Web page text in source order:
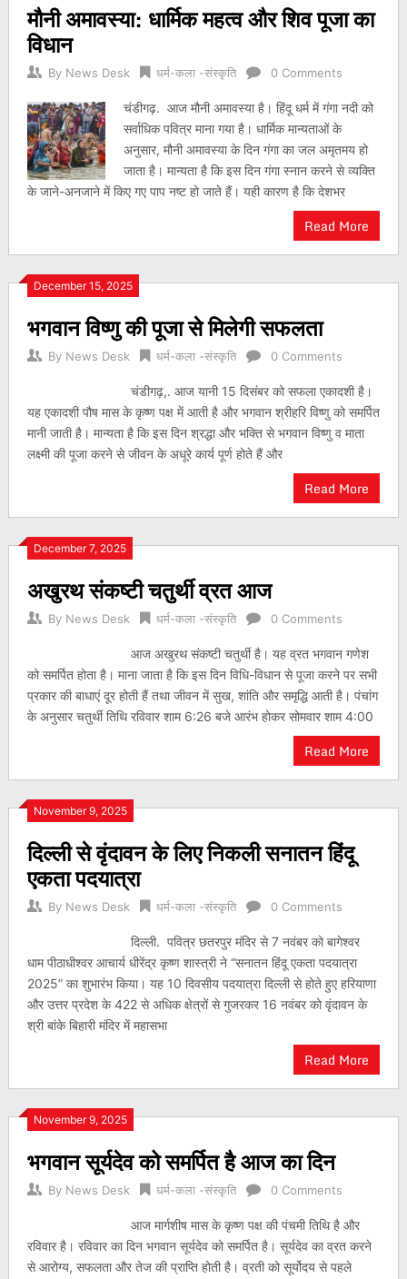
मौनी अमावस्या: धार्मिक महत्व और शिव पूजा का
विधान
By News Desk धर्म-कला -संस्कृति 0 Comments
चंडीगढ़. आज मौनी अमावस्या है। हिंदू धर्म में गंगा नदी को
सर्वाधिक पवित्र माना गया है। धार्मिक मान्यताओं के
अनुसार, मौनी अमावस्या के दिन गंगा का जल अमृतमय हो
जाता है। मान्यता है कि इस दिन गंगा स्नान करने से व्यक्ति
के जाने-अनजाने में किए गए पाप नष्ट हो जाते हैं। यही कारण है कि देशभर
Read More
December 15, 2025
भगवान विष्णु की पूजा से मिलेगी सफलता
By News Desk धर्म-कला -संस्कृति 0 Comments
चंडीगढ़,. आज यानी 15 दिसंबर को सफला एकादशी है।
यह एकादशी पौष मास के कृष्ण पक्ष में आती है और भगवान श्रीहरि विष्णु को समर्पित
मानी जाती है। मान्यता है कि इस दिन श्रद्धा और भक्ति से भगवान विष्णु व माता
लक्ष्मी की पूजा करने से जीवन के अधूरे कार्य पूर्ण होते हैं और
Read More
December 7, 2025
अखुरथ संकष्टी चतुर्थी व्रत आज
By News Desk धर्म-कला -संस्कृति 0 Comments
आज अखुरथ संकष्टी चतुर्थी है। यह व्रत भगवान गणेश
को समर्पित होता है। माना जाता है कि इस दिन विधि-विधान से पूजा करने पर सभी
प्रकार की बाधाएं दूर होती हैं तथा जीवन में सुख, शांति और समृद्धि आती है। पंचांग
के अनुसार चतुर्थी तिथि रविवार शाम 6:26 बजे आरंभ होकर सोमवार शाम 4:00
Read More
November 9, 2025
दिल्ली से वृंदावन के लिए निकली सनातन हिंदू
एकता पदयात्रा
By News Desk धर्म-कला -संस्कृति 0 Comments
दिल्ली. पवित्र छतरपुर मंदिर से 7 नवंबर को बागेश्वर
धाम पीठाधीश्वर आचार्य धीरेंद्र कृष्ण शास्त्री ने “सनातन हिंदू एकता पदयात्रा
2025” का शुभारंभ किया। यह 10 दिवसीय पदयात्रा दिल्ली से होते हुए हरियाणा
और उत्तर प्रदेश के 422 से अधिक क्षेत्रों से गुजरकर 16 नवंबर को वृंदावन के
श्री बांके बिहारी मंदिर में महासभा
Read More
November 9, 2025
भगवान सूर्यदेव को समर्पित है आज का दिन
By News Desk धर्म-कला -संस्कृति 0 Comments
आज मार्गशीष मास के कृष्ण पक्ष की पंचमी तिथि है और
रविवार है। रविवार का दिन भगवान सूर्यदेव को समर्पित है। सूर्यदेव का व्रत करने
से आरोग्य, सफलता और तेज की प्राप्ति होती है। व्रती को सूर्योदय से पहले